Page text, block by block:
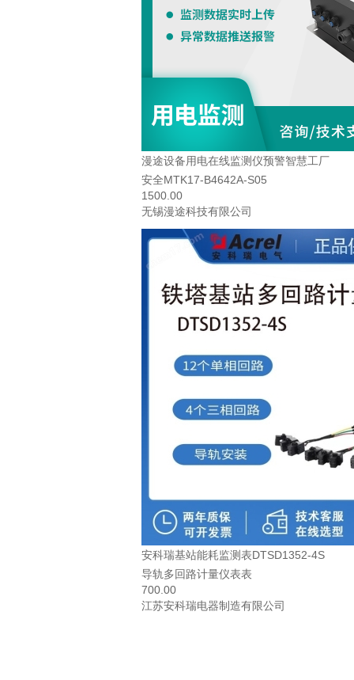
漫途设备用电在线监测仪预警智慧工厂
安全MTK17-B4642A-S05
1500.00
无锡漫途科技有限公司
安科瑞基站能耗监测表DTSD1352-4S
导轨多回路计量仪表表
700.00
江苏安科瑞电器制造有限公司